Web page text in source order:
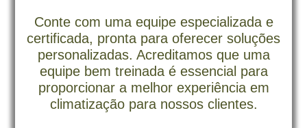
Conte com uma equipe especializada e
certificada, pronta para oferecer soluções
personalizadas. Acreditamos que uma
equipe bem treinada é essencial para
proporcionar a melhor experiência em
climatização para nossos clientes.